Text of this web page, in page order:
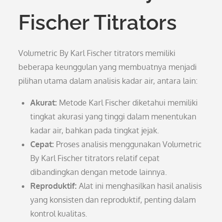
Fischer Titrators
Volumetric By Karl Fischer titrators memiliki
beberapa keunggulan yang membuatnya menjadi
pilihan utama dalam analisis kadar air, antara lain:
Akurat: Metode Karl Fischer diketahui memiliki
tingkat akurasi yang tinggi dalam menentukan
kadar air, bahkan pada tingkat jejak.
Cepat: Proses analisis menggunakan Volumetric
By Karl Fischer titrators relatif cepat
dibandingkan dengan metode lainnya.
Reproduktif: Alat ini menghasilkan hasil analisis
yang konsisten dan reproduktif, penting dalam
kontrol kualitas.